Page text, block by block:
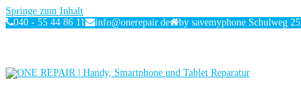
Springe zum Inhalt
040 - 55 44 86 11
info@onerepair.de by savemyphone Schulweg 25